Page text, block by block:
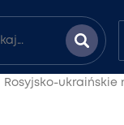
Rosyjsko-ukraińskie